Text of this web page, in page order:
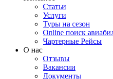
Статьи
Услуги
Туры на сезон
Online поиск
Чартерные Рейсы
О нас
Отзывы
Вакансии
Документы